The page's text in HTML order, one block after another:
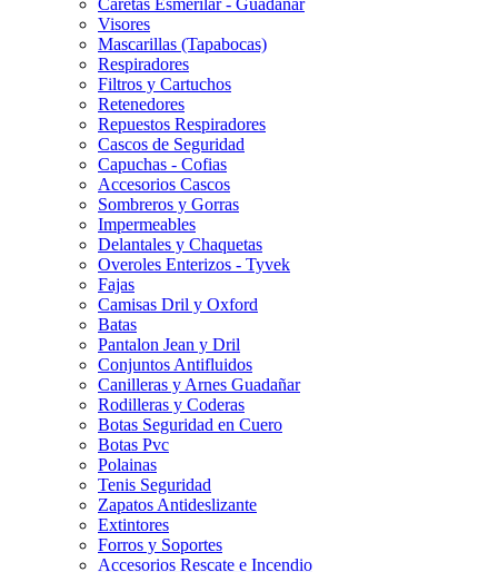
Caretas Esmerilar - Guadañar
Visores
Mascarillas (Tapabocas)
Respiradores
Filtros y Cartuchos
Retenedores
Repuestos Respiradores
Cascos de Seguridad
Capuchas - Cofias
Accesorios Cascos
Sombreros y Gorras
Impermeables
Delantales y Chaquetas
Overoles Enterizos - Tyvek
Fajas
Camisas Dril y Oxford
Batas
Pantalon Jean y Dril
Conjuntos Antifluidos
Canilleras y Arnes Guadañar
Rodilleras y Coderas
Botas Seguridad en Cuero
Botas Pvc
Polainas
Tenis Seguridad
Zapatos Antideslizante
Extintores
Forros y Soportes
Accesorios Rescate e Incendio